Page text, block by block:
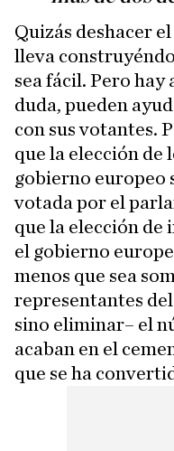
Quizás deshacer
lleva
sea fácil. Pero hay
duda, pueden
con sus votantes.
que la elección de
gobierno europeo
votada por el
que la elección de
el gobierno
menos que sea
representantes
sino eliminar– el
acaban en el
que se ha